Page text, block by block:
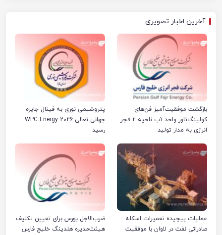
آخرین اخبار تصویری
بازگشت موفقیت‌آمیز فن‌های
کولینگ‌تاور واحد آب ناحیه ۲ فجر
انرژی به مدار تولید
پتروشیمی نوری به فینال جایزه
جهانی تعالی WPC Energy 2026
رسید
عملیات پیچیده تعمیرات اسکله
صادراتی نفت در لاوان با موفقیت
ضرب‌الاجل بورس برای تعیین تکلیف
هیئت‌مدیره هلدینگ خلیج فارس